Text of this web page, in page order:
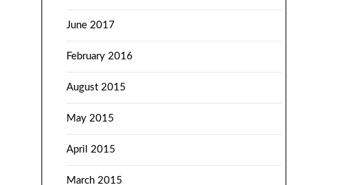
June 2017
February 2016
August 2015
May 2015
April 2015
March 2015